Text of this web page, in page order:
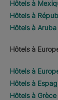
Hôtels à
Hôtels à
Hôtels à Aruba
Hôtels à
Hôtels à
Hôtels à
Hôtels à Grèce